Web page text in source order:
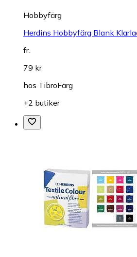
Hobbyfärg
Herdins Hobbyfärg Blank
fr.
79 kr
hos TibroFärg
+2 butiker